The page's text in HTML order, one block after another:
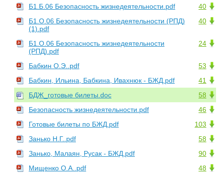
40
Б1.Б.06 Безопасность жизнедеятельности.pdf
40
Б1.О.06 Безопасность жизнедеятельности (РПД)
(1).pdf
24
Б1.О.06 Безопасность жизнедеятельности
(РПД).pdf
53
Бабкин О.Э..pdf
41
Бабкин, Ильина, Бабкина, Ивахнюк - БЖД.pdf
58
БДЖ_готовые билеты.doc
46
Безопасность жизнедеятельности.pdf
103
Готовые билеты по БЖД.pdf
58
Занько Н.Г..pdf
90
Занько, Малаян, Русак - БЖД.pdf
48
Мищенко О.А..pdf